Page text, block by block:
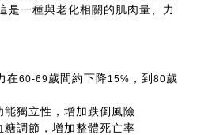
是一種與老化相關的肌肉量、力
在60-69歲間約下降15% ，到80歲
能獨立性，增加跌倒風險
糖調節，增加整體死亡率